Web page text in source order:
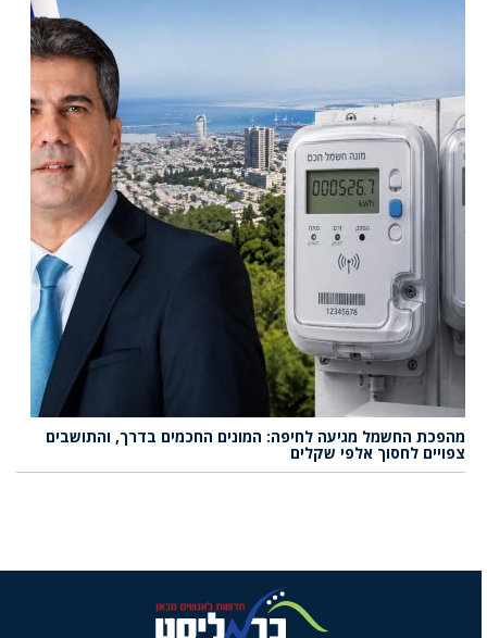
מהפכת החשמל מגיעה לחיפה: המונים החכמים בדרך, והתושבים
צפויים לחסוך אלפי שקלים